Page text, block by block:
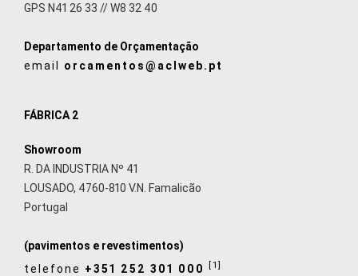
GPS N41 26 33 // W8 32 40
Departamento de Orçamentação
email orcamentos@aclweb.pt
FÁBRICA 2
Showroom
R. DA INDUSTRIA Nº 41
LOUSADO, 4760-810 V.N. Famalicão
Portugal
(pavimentos e revestimentos)
telefone +351 252 301 000 [1]